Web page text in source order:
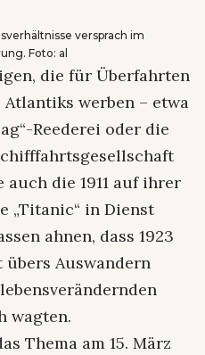
versprach im
Foto: al
die für Überfahrten
werben – etwa
Reederei oder die
die 1911 auf ihrer
„Titanic“ in Dienst
ahnen, dass 1923
Auswandern
wagten.
Thema am 15. März